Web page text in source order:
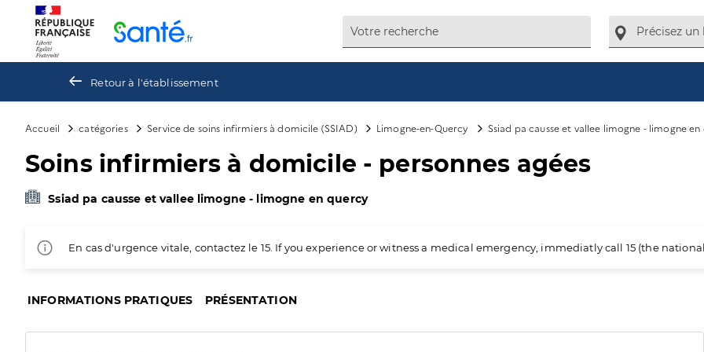
Retour à l'établissement
Accueil catégories Service de soins infirmiers à domicile (SSIAD) Limogne-en-Quercy Ssiad pa causse et vallee limogne - limogne
Soins infirmiers à domicile - personnes agées
Ssiad pa causse et vallee limogne - limogne en quercy
En cas d'urgence vitale, contactez le 15. If you experience or witness a medical emergency, immediatly call 15 (the
INFORMATIONS PRATIQUES PRÉSENTATION
Panneau de gestion des cookies